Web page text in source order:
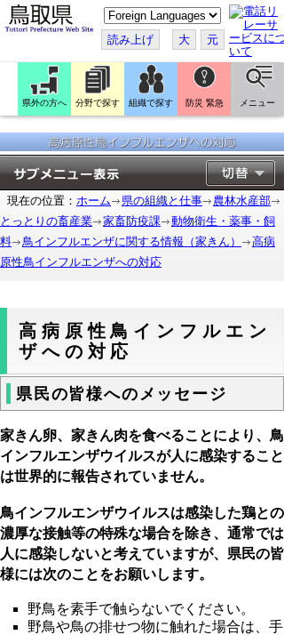
こ
の
ペ
ー
ジ
翻
訳
す
る
読み上げ 大 元
県外の方へ 分野で探す 組織で探す 防災 緊急 メニュー
現在の位置： ホーム 県の組織と仕事
農林水産部
とっとりの畜産業
家畜防疫課
動物衛生・薬事・飼
料
鳥インフルエンザに関する情報（家きん）
高病
原性鳥インフルエンザへの対応
高病原性鳥インフルエン
ザへの対応
県民の皆様へのメッセージ
家きん卵、家きん肉を食べることにより、鳥
インフルエンザウイルスが人に感染すること
は世界的に報告されていません。
鳥インフルエンザウイルスは感染した鶏との
濃厚な接触等の特殊な場合を除き、通常では
人に感染しないと考えていますが、県民の皆
様には次のことをお願いします。
野鳥を素手で触らないでください。
野鳥や鳥の排せつ物に触れた場合は、手